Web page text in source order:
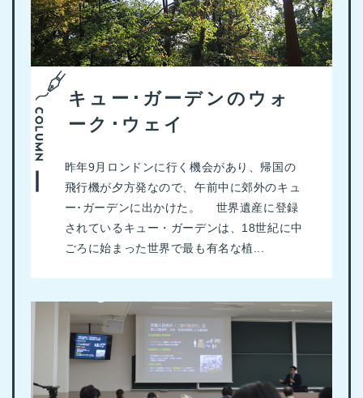
キュー･ガーデンのウォ
ーク･ウェイ
昨年9月ロンドンに行く機会があり、帰国の
飛行機が夕方発なので、午前中に郊外のキュ
ー･ガーデンに出かけた。 世界遺産に登録
されているキュー・ガーデンは、18世紀に中
ごろに始まった世界で最も有名な植...